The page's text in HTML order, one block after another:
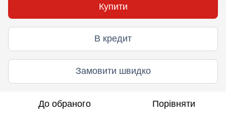
Купити
В кредит
Замовити швидко
До обраного Порівняти